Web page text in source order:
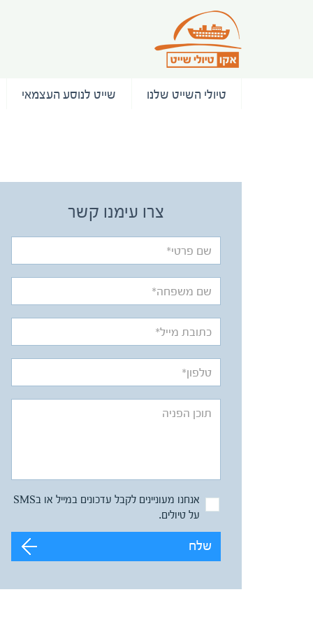
טיולי השייט שלנו שייט לנוסע העצמאי
צרו עימנו קשר
אנחנו מעוניינים לקבל עדכונים במייל או בSMS
על טיולים.
שלח